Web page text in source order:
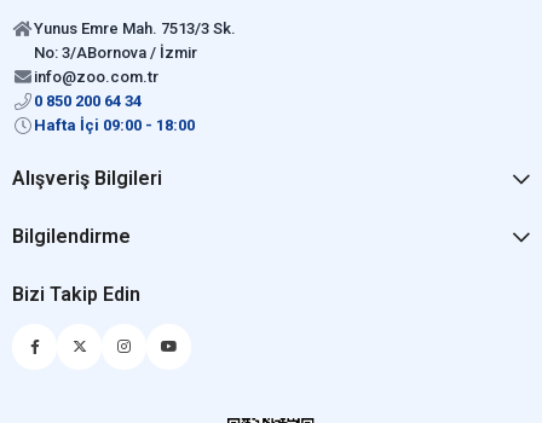
Yunus Emre Mah. 7513/3 Sk.
No: 3/ABornova / İzmir
info@zoo.com.tr
0 850 200 64 34
Hafta İçi 09:00 - 18:00
Alışveriş Bilgileri
Bilgilendirme
Bizi Takip Edin